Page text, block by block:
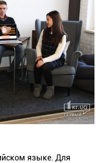
языке. Для